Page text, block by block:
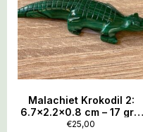
Malachiet Krokodil 2:
6.7×2.2×0.8 cm – 17 gr –
Symbool van de
€25,00